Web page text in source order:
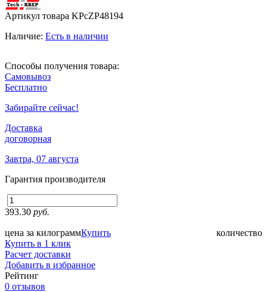
Артикул товара KPcZP48194
Наличие: Есть в наличии
Способы получения товара:
Самовывоз
Бесплатно
Забирайте сейчас!
Доставка
договорная
Завтра, 07 августа
Гарантия производителя
393.30 руб.
цена за килограмм количество
Купить
Купить в 1 клик
Расчет доставки
Добавить в избранное
Рейтинг
0 отзывов